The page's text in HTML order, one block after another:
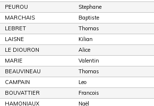
PEUROU Stephane
MARCHAIS Baptiste
LEBRET Thomas
LAISNE Kilian
LE DIOURON Alice
MARIE Valentin
BEAUVINEAU Thomas
CAMPAIN Leo
BOUVATTIER Francois
HAMONIAUX Naël